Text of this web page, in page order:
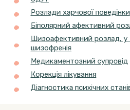
Розлади харчової поведінки
Біполярний афективний
Шизоафективний розлад, у
шизофренія
Медикаментозний супровід
Корекція лікування
Діагностика психічних